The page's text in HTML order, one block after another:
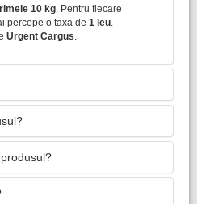
10 kg . Pentru fiecare
percepe o taxa de 1 leu
Urgent Cargus